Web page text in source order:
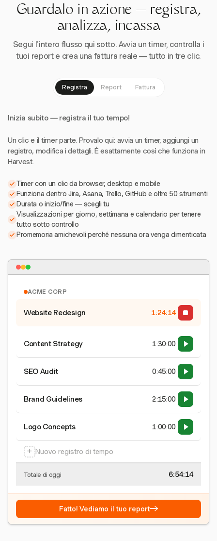
Guardalo in azione — registra,
analizza, incassa
Segui l'intero flusso qui sotto. Avvia un timer, controlla i
tuoi report e crea una fattura reale — tutto in tre clic.
Registra Report Fattura
Inizia subito — registra il tuo tempo!
Un clic e il timer parte. Provalo qui: avvia un timer, aggiungi un
registro, modifica i dettagli. È esattamente così che funziona in
Harvest.
Timer con un clic da browser, desktop e mobile
Funziona dentro Jira, Asana, Trello, GitHub e oltre 50 strumenti
Durata o inizio/fine — scegli tu
Visualizzazioni per giorno, settimana e calendario per tenere
tutto sotto controllo
Promemoria amichevoli perché nessuna ora venga dimenticata
ACME CORP
Website Redesign 1:24:15
Content Strategy 1:30:00
SEO Audit 0:45:00
Brand Guidelines 2:15:00
Logo Concepts 1:00:00
+ Nuovo registro di tempo
Totale di oggi 6:54:15
Fatto! Vediamo il tuo report→